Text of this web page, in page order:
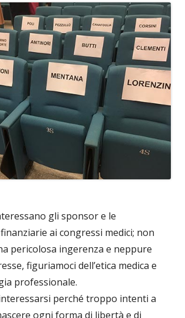
gli sponsor e le
ai congressi medici; non
pericolosa ingerenza e neppure
figuriamoci dell’etica medica e
professionale.
perché troppo intenti a
ogni forma di libertà e di